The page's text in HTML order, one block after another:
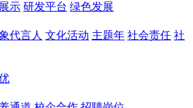
示 研发平台 绿色发展
代言人 文化活动 主题年 社会责任 社